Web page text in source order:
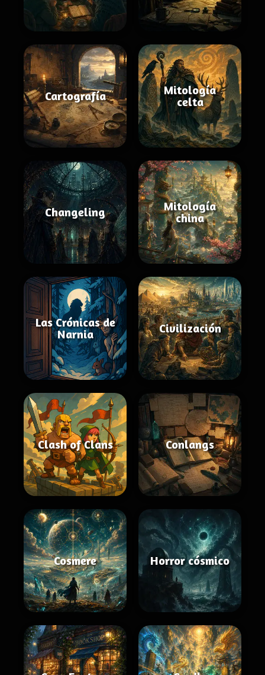
Cartografía
Mitología
celta
Changeling
Mitología
china
Las Crónicas de
Narnia
Civilización
Clash of Clans Conlangs
Cosmere Horror cósmico